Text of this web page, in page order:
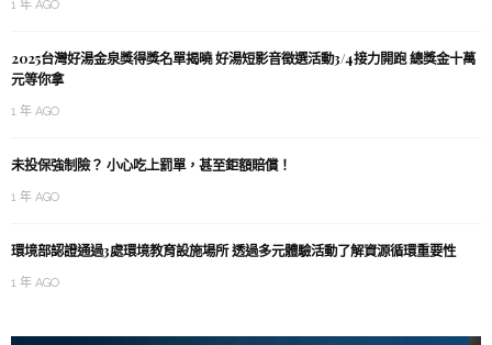
1 年 AGO
2025台灣好湯金泉獎得獎名單揭曉 好湯短影音徵選活動3/4接力開跑 總獎金十萬
元等你拿
1 年 AGO
未投保強制險？ 小心吃上罰單，甚至鉅額賠償！
1 年 AGO
環境部認證通過3處環境教育設施場所 透過多元體驗活動了解資源循環重要性
1 年 AGO